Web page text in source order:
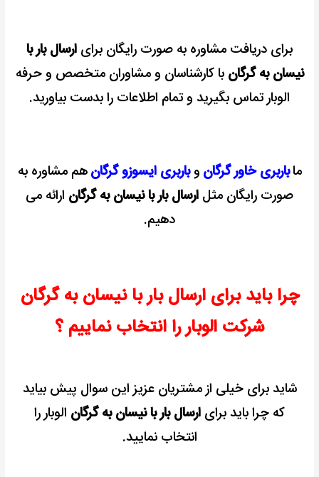
برای دریافت مشاوره به صورت رایگان برای ارسال بار با
نیسان به گرگان با کارشناسان و مشاوران متخصص و حرفه
الوبار تماس بگیرید و تمام اطلاعات را بدست بیاورید.
ماباربری خاور گرگان وباربری ایسوزو گرگانهم مشاوره به
صورت رایگان مثل ارسال بار با نیسان به گرگان ارائه می
دهیم.
چرا باید برای ارسال بار با نیسان به گرگان
شرکت الوبار را انتخاب نماییم ؟
شاید برای خیلی از مشتریان عزیز این سوال پیش بیاید
که چرا باید برای ارسال بار با نیسان به گرگان الوبار را
انتخاب نمایید.